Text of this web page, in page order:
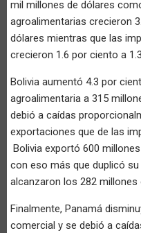
mil millones de dólares
agroalimentarias crecieron
dólares mientras que las
crecieron 1.6 por ciento a
Bolivia aumentó 4.3 por
agroalimentaria a 315
debió a caídas
exportaciones que de las
Bolivia exportó 600
con eso más que duplicó
alcanzaron los 282 millones
Finalmente, Panamá
comercial y se debió a